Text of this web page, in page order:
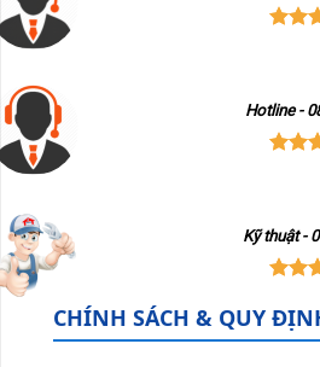
Hotline -
Kỹ thuật -
CHÍNH SÁCH & QUY